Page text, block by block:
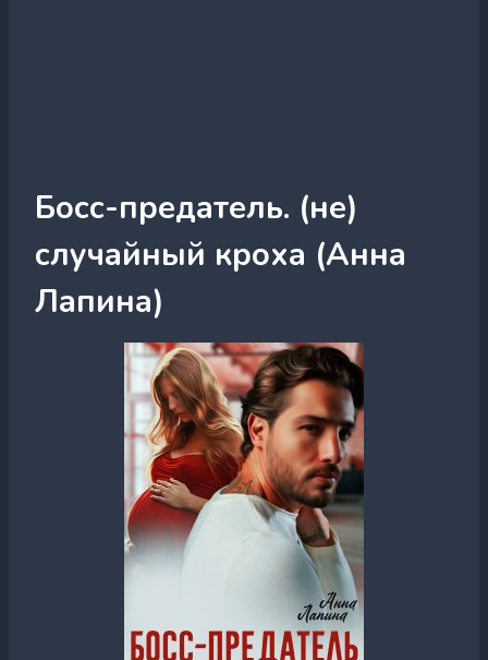
Босс-предатель. (не)
случайный кроха (Анна
Лапина)